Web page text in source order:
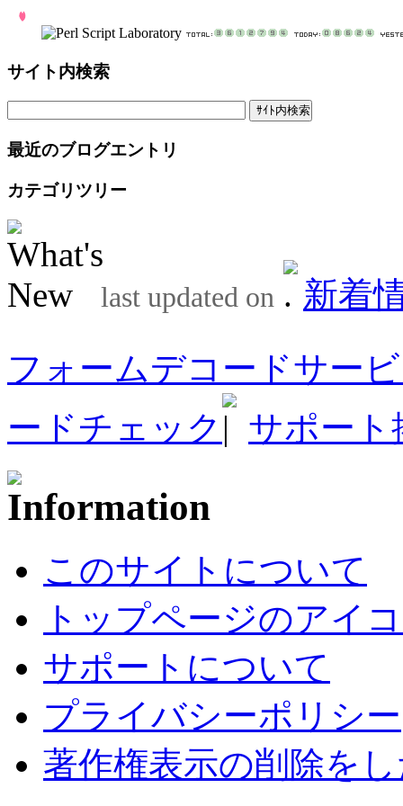
サイト内検索
最近のブログエントリ
カテゴリツリー
last updated on
新着
フォームデコードサー
ードチェック
サポート
このサイトについて
トップページのアイ
サポートについて
プライバシーポリシー
著作権表示の削除を